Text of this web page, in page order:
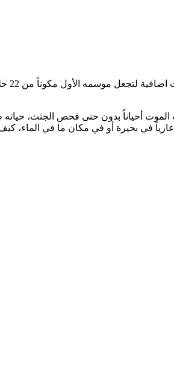
أحياناً بدون حتى فحص الجثث،
في بحيرة أو في مكان ما في الماء،